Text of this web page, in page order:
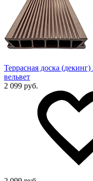
Террасная доска
вельвет
2 099 руб.